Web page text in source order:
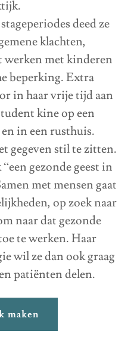
deed ze
klachten,
werken met kinderen
beperking. Extra
in haar vrije tijd aan
kine op een
in een rusthuis.
gegeven stil te zitten.
gezonde geest in
met mensen gaat
op zoek naar
naar dat gezonde
te werken. Haar
wil ze dan ook graag
patiënten delen.
maken